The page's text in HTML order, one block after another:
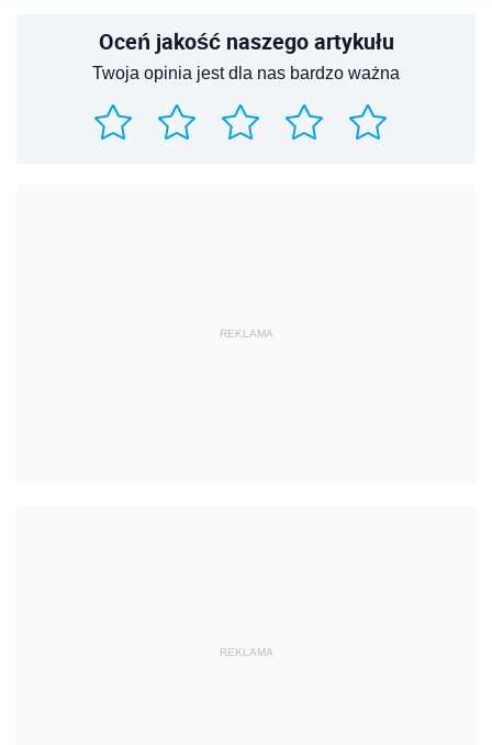
Oceń jakość naszego artykułu
Twoja opinia jest dla nas bardzo ważna
REKLAMA
REKLAMA